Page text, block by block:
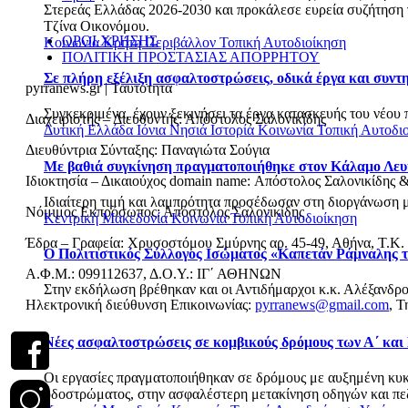
Στερεάς Ελλάδας 2026-2030 και προκάλεσε ευρεία συζήτηση
Τζίνα Οικονόμου.
ΚοινωνίαΚρήτηΠεριβάλλον Τοπική Αυτοδιοίκηση
Σε πλήρη εξέλιξη ασφαλτοστρώσεις, οδικά έργα και
Συγκεκριμένα, έχουν ξεκινήσει τα έργα κατασκευής του
Δυτική Ελλάδα Ιόνια Νησιά Ιστορία Κοινωνία Τοπική
Με βαθιά συγκίνηση πραγματοποιήθηκε στον Κάλαμο
Ιδιαίτερη τιμή και λαμπρότητα προσέδωσαν στη διοργάνωση
Κεντρική ΜακεδονίαΚοινωνίαΤοπική Αυτοδιοίκηση
Ο Πολιτιστικός Σύλλογος Ισώματος «Καπετάν Ράμναλης
Στην εκδήλωση βρέθηκαν και οι Αντιδήμαρχοι κ.κ.
Νέες ασφαλτοστρώσεις σε κομβικούς δρόμους των Α΄
Οι εργασίες πραγματοποιήθηκαν σε δρόμους με αυξημένη
οδοστρώματος, στην ασφαλέστερη μετακίνηση οδηγών και
ΟΡΟΙ ΧΡΗΣΗΣ
ΠΟΛΙΤΙΚΗ ΠΡΟΣΤΑΣΙΑΣ ΑΠΟΡΡΗΤΟΥ
pyrranews.gr | Ταυτότητα
Διαχειριστής – Διευθυντής: Απόστολος Σαλονικίδης
Διευθύντρια Σύνταξης: Παναγιώτα Σούγια
Ιδιοκτησία – Δικαιούχος domain name: Απόστολος
Νόμιμος Εκπρόσωπος: Απόστολος Σαλονικίδης
Έδρα – Γραφεία: Χρυσοστόμου Σμύρνης αρ. 45-49, Αθήνα, Τ.Κ.
Α.Φ.Μ.: 099112637, Δ.Ο.Υ.: ΙΓ΄ ΑΘΗΝΩΝ
Ηλεκτρονική διεύθυνση Επικοινωνίας: pyrranews@gmail.com,